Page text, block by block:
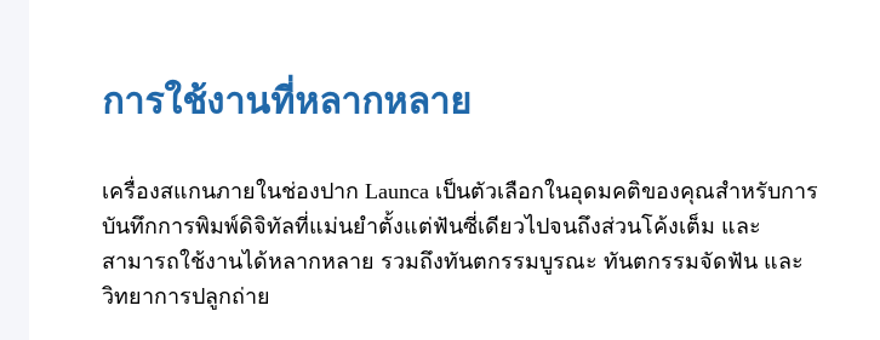
การใช้งานที่หลากหลาย
เครื่องสแกนภายในช่องปาก Launca เป็นตัวเลือกในอุดมคติของคุณสำหรับการ
บันทึกการพิมพ์ดิจิทัลที่แม่นยำตั้งแต่ฟันซี่เดียวไปจนถึงส่วนโค้งเต็ม และ
สามารถใช้งานได้หลากหลาย รวมถึงทันตกรรมบูรณะ ทันตกรรมจัดฟัน และ
วิทยาการปลูกถ่าย